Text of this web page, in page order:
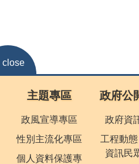
close
主題專區
政風宣導專區
性別主流化專區
個人資料保護專
政府公
政府資
工程動
資訊民